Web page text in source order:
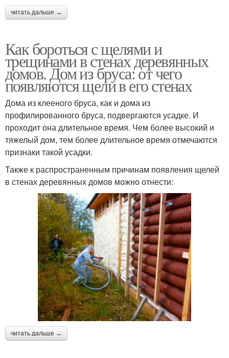
читать дальше →
Как бороться с щелями и
трещинами в стенах деревянных
домов. Дом из бруса: от чего
появляются щели в его стенах
Дома из клееного бруса, как и дома из
профилированного бруса, подвергаются усадке. И
проходит она длительное время. Чем более высокий и
тяжелый дом, тем более длительное время отмечаются
признаки такой усадки.
Также к распространенным причинам появления щелей
в стенах деревянных домов можно отнести:
читать дальше →